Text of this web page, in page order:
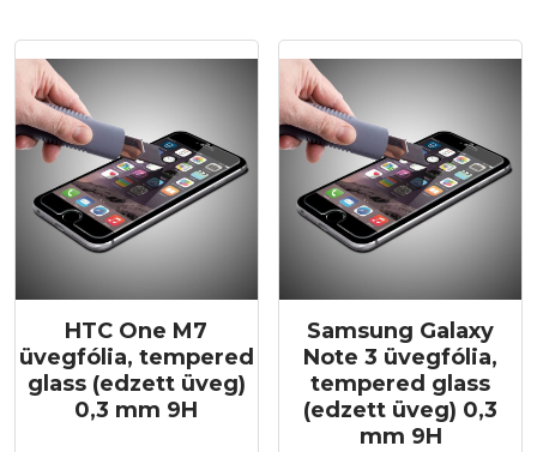
HTC One M7
üvegfólia, tempered
glass (edzett üveg)
0,3 mm 9H
Samsung Galaxy
Note 3 üvegfólia,
tempered glass
(edzett üveg) 0,3
mm 9H